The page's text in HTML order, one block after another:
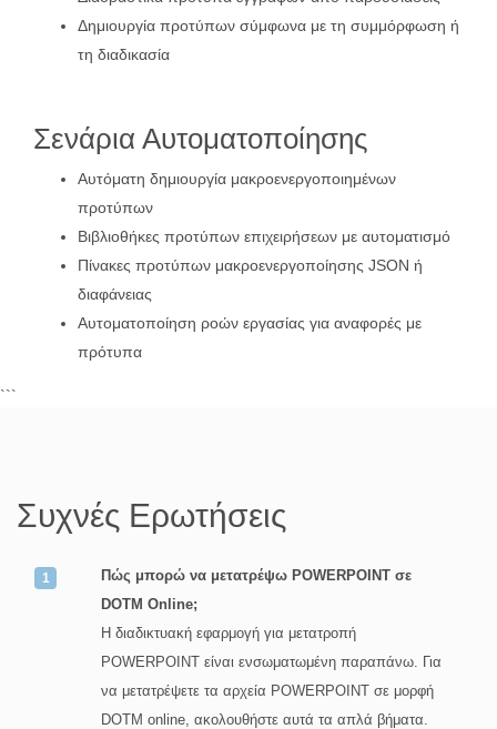
Δημιουργία προτύπων σύμφωνα με τη συμμόρφωση ή
τη διαδικασία
Σενάρια Αυτοματοποίησης
Αυτόματη δημιουργία μακροενεργοποιημένων
προτύπων
Βιβλιοθήκες προτύπων επιχειρήσεων με αυτοματισμό
Πίνακες προτύπων μακροενεργοποίησης JSON ή
διαφάνειας
Αυτοματοποίηση ροών εργασίας για αναφορές με
πρότυπα
```
Συχνές Ερωτήσεις
Πώς μπορώ να μετατρέψω POWERPOINT σε
DOTM Online;
Η διαδικτυακή εφαρμογή για μετατροπή
POWERPOINT είναι ενσωματωμένη παραπάνω. Για
να μετατρέψετε τα αρχεία POWERPOINT σε μορφή
DOTM online, ακολουθήστε αυτά τα απλά βήματα.